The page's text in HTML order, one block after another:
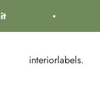
interiorlabels.